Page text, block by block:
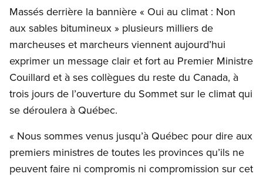
Massés derrière la bannière « Oui au climat : Non
aux sables bitumineux » plusieurs milliers de
marcheuses et marcheurs viennent aujourd’hui
exprimer un message clair et fort au Premier Ministre
Couillard et à ses collègues du reste du Canada, à
trois jours de l’ouverture du Sommet sur le climat qui
se déroulera à Québec.
« Nous sommes venus jusqu’à Québec pour dire aux
premiers ministres de toutes les provinces qu’ils ne
peuvent faire ni compromis ni compromission sur cet